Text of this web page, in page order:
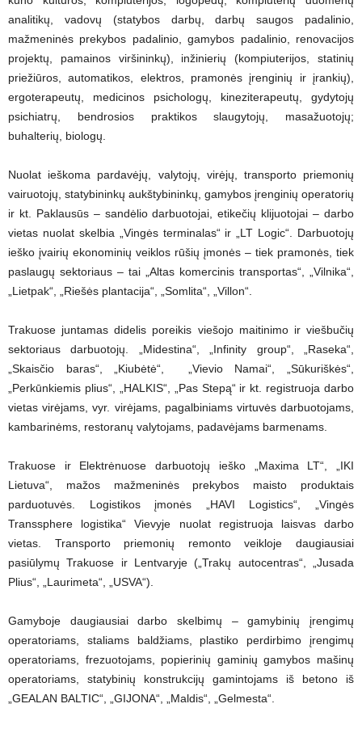
analitikų, vadovų (statybos darbų, darbų saugos padalinio,
mažmeninės prekybos padalinio, gamybos padalinio, renovacijos
projektų, pamainos viršininkų), inžinierių (kompiuterijos, statinių
priežiūros, automatikos, elektros, pramonės įrenginių ir įrankių),
ergoterapeutų, medicinos psichologų, kineziterapeutų, gydytojų
psichiatrų, bendrosios praktikos slaugytojų, masažuotojų;
buhalterių, biologų.
Nuolat ieškoma pardavėjų, valytojų, virėjų, transporto priemonių
vairuotojų, statybininkų aukštybininkų, gamybos įrenginių operatorių
ir kt. Paklausūs – sandėlio darbuotojai, etikečių klijuotojai – darbo
vietas nuolat skelbia „Vingės terminalas“ ir „LT Logic“. Darbuotojų
ieško įvairių ekonominių veiklos rūšių įmonės – tiek pramonės, tiek
paslaugų sektoriaus – tai „Altas komercinis transportas“, „Vilnika“,
„Lietpak“, „Riešės plantacija“, „Somlita“, „Villon“.
Trakuose juntamas didelis poreikis viešojo maitinimo ir viešbučių
sektoriaus darbuotojų. „Midestina“, „Infinity group“, „Raseka“,
„Skaisčio baras“, „Kiubėtė“, „Vievio Namai“, „Sūkuriškės“,
„Perkūnkiemis plius“, „HALKIS“, „Pas Stepą“ ir kt. registruoja darbo
vietas virėjams, vyr. virėjams, pagalbiniams virtuvės darbuotojams,
kambarinėms, restoranų valytojams, padavėjams barmenams.
Trakuose ir Elektrėnuose darbuotojų ieško „Maxima LT“, „IKI
Lietuva“, mažos mažmeninės prekybos maisto produktais
parduotuvės. Logistikos įmonės „HAVI Logistics“, „Vingės
Transsphere logistika“ Vievyje nuolat registruoja laisvas darbo
vietas. Transporto priemonių remonto veikloje daugiausiai
pasiūlymų Trakuose ir Lentvaryje („Trakų autocentras“, „Jusada
Plius“, „Laurimeta“, „USVA“).
Gamyboje daugiausiai darbo skelbimų – gamybinių įrengimų
operatoriams, staliams baldžiams, plastiko perdirbimo įrengimų
operatoriams, frezuotojams, popierinių gaminių gamybos mašinų
operatoriams, statybinių konstrukcijų gamintojams iš betono iš
„GEALAN BALTIC“, „GIJONA“, „Maldis“, „Gelmesta“.